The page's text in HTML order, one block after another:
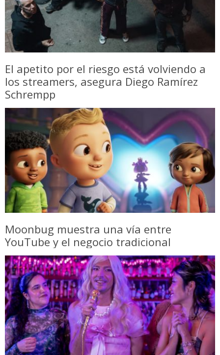
El apetito por el riesgo está volviendo a
los streamers, asegura Diego Ramírez
Schrempp
Moonbug muestra una vía entre
YouTube y el negocio tradicional